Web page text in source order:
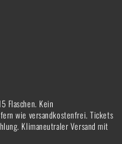
Flaschen. Kein
wie versandkostenfrei. Tickets
Klimaneutraler Versand mit